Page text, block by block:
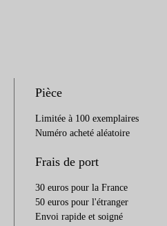
Pièce
Limitée à 100 exemplaires
Numéro acheté aléatoire
Frais de port
30 euros pour la France
50 euros pour l'étranger
Envoi rapide et soigné